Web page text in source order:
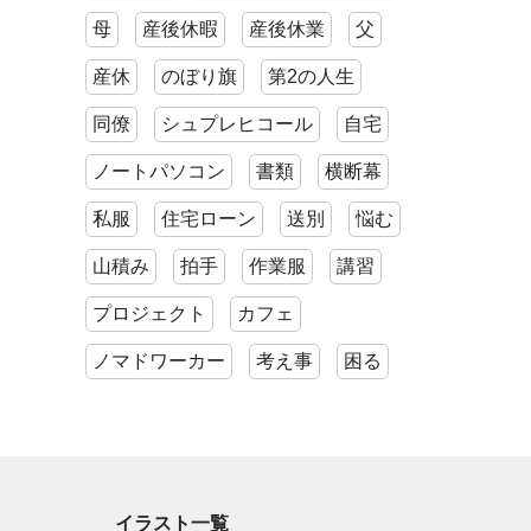
母 産後休暇 産後休業 父
産休 のぼり旗 第2の人生
同僚 シュプレヒコール 自宅
ノートパソコン 書類 横断幕
私服 住宅ローン 送別 悩む
山積み 拍手 作業服 講習
プロジェクト カフェ
ノマドワーカー 考え事 困る
イラスト一覧